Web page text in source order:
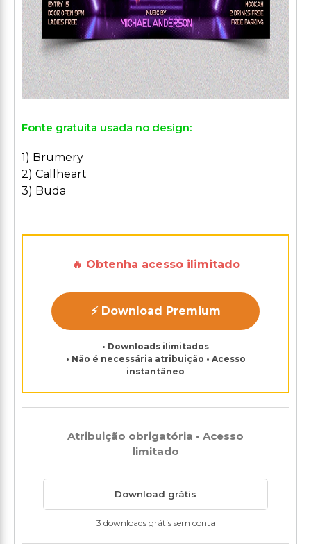
Fonte gratuita usada no design:
1) Brumery
2) Callheart
3) Buda
🔥 Obtenha acesso ilimitado
⚡ Download Premium
• Downloads ilimitados
• Não é necessária atribuição • Acesso
instantâneo
Atribuição obrigatória • Acesso
limitado
Download grátis
3 downloads grátis sem conta